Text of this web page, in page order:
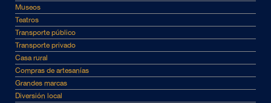
Museos
Teatros
Transporte público
Transporte privado
Casa rural
Compras de artesanías
Grandes marcas
Diversión local